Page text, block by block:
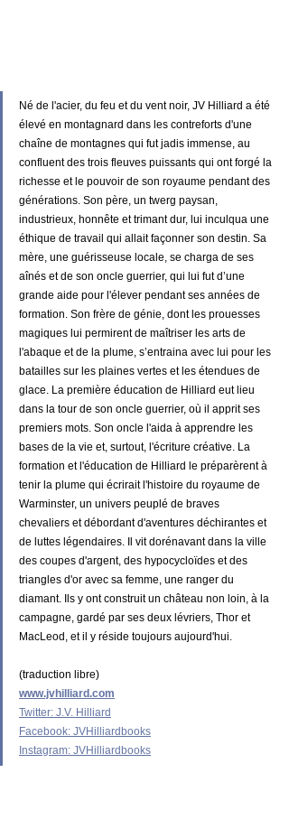
Né de l'acier, du feu et du vent noir, JV Hilliard a été
élevé en montagnard dans les contreforts d'une
chaîne de montagnes qui fut jadis immense, au
confluent des trois fleuves puissants qui ont forgé la
richesse et le pouvoir de son royaume pendant des
générations. Son père, un twerg paysan,
industrieux, honnête et trimant dur, lui inculqua une
éthique de travail qui allait façonner son destin. Sa
mère, une guérisseuse locale, se charga de ses
aînés et de son oncle guerrier, qui lui fut d’une
grande aide pour l'élever pendant ses années de
formation. Son frère de génie, dont les prouesses
magiques lui permirent de maîtriser les arts de
l'abaque et de la plume, s’entraina avec lui pour les
batailles sur les plaines vertes et les étendues de
glace. La première éducation de Hilliard eut lieu
dans la tour de son oncle guerrier, où il apprit ses
premiers mots. Son oncle l'aida à apprendre les
bases de la vie et, surtout, l'écriture créative. La
formation et l'éducation de Hilliard le préparèrent à
tenir la plume qui écrirait l'histoire du royaume de
Warminster, un univers peuplé de braves
chevaliers et débordant d'aventures déchirantes et
de luttes légendaires. Il vit dorénavant dans la ville
des coupes d'argent, des hypocycloïdes et des
triangles d'or avec sa femme, une ranger du
diamant. Ils y ont construit un château non loin, à la
campagne, gardé par ses deux lévriers, Thor et
MacLeod, et il y réside toujours aujourd'hui.
(traduction libre)
www.jvhilliard.com
Twitter: J.V. Hilliard
Facebook: JVHilliardbooks
Instagram: JVHilliardbooks